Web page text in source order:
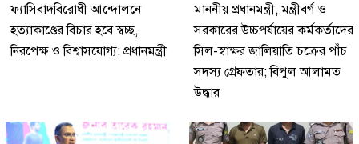
ফ্যাসিবাদবিরোধী আন্দোলনে
হত্যাকাণ্ডের বিচার হবে স্বচ্ছ,
নিরপেক্ষ ও বিশ্বাসযোগ্য: প্রধানমন্ত্রী
মাননীয় প্রধানমন্ত্রী, মন্ত্রীবর্গ ও
সরকারের উচ্চপর্যায়ের কর্মকর্তাদের
সিল-স্বাক্ষর জালিয়াতি চক্রের পাঁচ
সদস্য গ্রেফতার; বিপুল আলামত
উদ্ধার